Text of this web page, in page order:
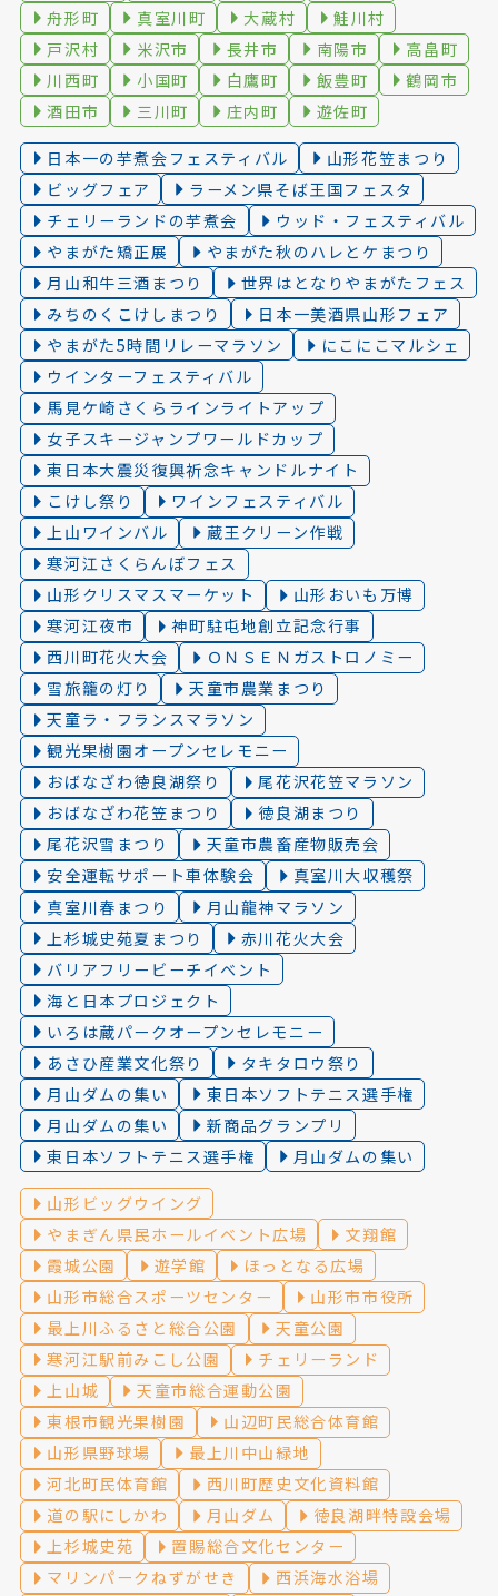
舟形町 真室川町 大蔵村
鮭川村
戸沢村
米沢市 長井市 南陽市
高畠町
川西町
小国町 白鷹町 飯豊町
鶴岡市
酒田市
三川町 庄内町 遊佐町
日本一の芋煮会フェスティバル
山形花笠まつり
ビッグフェア
ラーメン県そば王国フェスタ
チェリーランドの芋煮会
ウッド・フェスティバル
やまがた矯正展
やまがた秋のハレとケまつり
月山和牛三酒まつり
世界はとなりやまがたフェス
みちのくこけしまつり
日本一美酒県山形フェア
やまがた5時間リレーマラソン
にこにこマルシェ
ウインターフェスティバル
馬見ケ崎さくらラインライトアップ
女子スキージャンプワールドカップ
東日本大震災復興祈念キャンドルナイト
こけし祭り
ワインフェスティバル
上山ワインバル
蔵王クリーン作戦
寒河江さくらんぼフェス
山形クリスマスマーケット
山形おいも万博
寒河江夜市
神町駐屯地創立記念行事
西川町花火大会
ＯＮＳＥＮガストロノミー
雪旅籠の灯り️
天童市農業まつり
天童ラ・フランスマラソン
観光果樹園オープンセレモニー
おばなざわ徳良湖祭り
尾花沢花笠マラソン
おばなざわ花笠まつり
徳良湖まつり
尾花沢雪まつり
天童市農畜産物販売会
安全運転サポート車体験会
真室川大収穫祭
真室川春まつり
月山龍神マラソン
上杉城史苑夏まつり
赤川花火大会
バリアフリービーチイベント
海と日本プロジェクト
いろは蔵パークオープンセレモニー
あさひ産業文化祭り
タキタロウ祭り
月山ダムの集い
東日本ソフトテニス選手権
月山ダムの集い
新商品グランプリ
東日本ソフトテニス選手権
月山ダムの集い
山形ビッグウイング
やまぎん県民ホールイベント広場
文翔館
霞城公園
遊学館
ほっとなる広場
山形市総合スポーツセンター
山形市市役所
最上川ふるさと総合公園
天童公園
寒河江駅前みこし公園
チェリーランド
上山城
天童市総合運動公園
東根市観光果樹園
山辺町民総合体育館
山形県野球場
最上川中山緑地
河北町民体育館
西川町歴史文化資料館
道の駅にしかわ
月山ダム
徳良湖畔特設会場
上杉城史苑
置賜総合文化センター
マリンパークねずがせき
西浜海水浴場